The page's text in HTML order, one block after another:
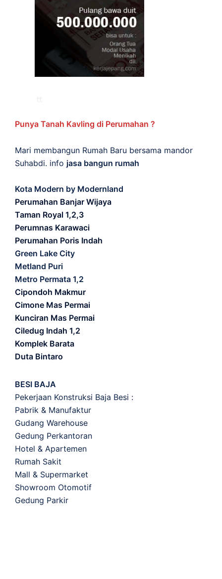
Punya Tanah Kavling di Perumahan ?
Mari membangun Rumah Baru bersama mandor
Suhabdi. info jasa bangun rumah
Kota Modern by Modernland
Perumahan Banjar Wijaya
Taman Royal 1,2,3
Perumnas Karawaci
Perumahan Poris Indah
Green Lake City
Metland Puri
Metro Permata 1,2
Cipondoh Makmur
Cimone Mas Permai
Kunciran Mas Permai
Ciledug Indah 1,2
Komplek Barata
Duta Bintaro
BESI BAJA
Pekerjaan Konstruksi Baja Besi :
Pabrik & Manufaktur
Gudang Warehouse
Gedung Perkantoran
Hotel & Apartemen
Rumah Sakit
Mall & Supermarket
Showroom Otomotif
Gedung Parkir